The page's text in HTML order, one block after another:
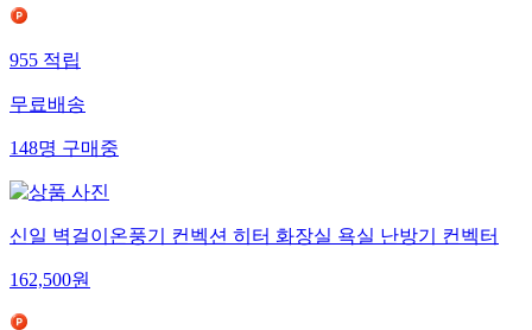
955적립
무료배송
148명구매중
신일 벽걸이온풍기 컨벡션 히터 화장실 욕실 난방기 컨벡터
162,500원